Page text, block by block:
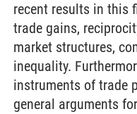
recent results in this
trade gains,
market structures,
inequality.
instruments of trade
general arguments